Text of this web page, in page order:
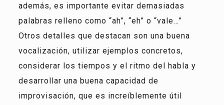
además, es importante evitar demasiadas
palabras relleno como “ah”, “eh” o “vale…”
Otros detalles que destacan son una buena
vocalización, utilizar ejemplos concretos,
considerar los tiempos y el ritmo del habla y
desarrollar una buena capacidad de
improvisación, que es increíblemente útil